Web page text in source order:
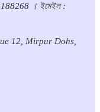
। ইমেইল :
12, Mirpur Dohs,